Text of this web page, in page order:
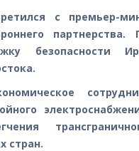
с премьер-
партнерства.
безопасности
стран.